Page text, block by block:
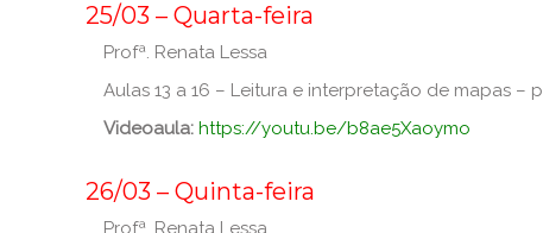
25/03 – Quarta-feira
Profª. Renata Lessa
Aulas 13 a 16 – Leitura e interpretação de mapas –
Videoaula: https://youtu.be/b8ae5Xaoymo
26/03 – Quinta-feira
Profª. Renata Lessa